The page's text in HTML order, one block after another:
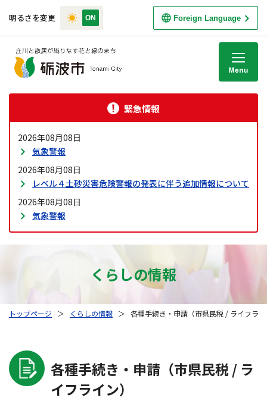
明るさを変更 Foreign Language
緊急情報
2026年08月08日
気象警報
2026年08月08日
レベル４土砂災害危険警報の発表に伴う追加情報について
2026年08月08日
気象警報
くらしの情報
トップページ ＞ くらしの情報 ＞ 各種手続き・申請（市県民税 / ライフラ
各種手続き・申請（市県民税 / ラ
イフライン）